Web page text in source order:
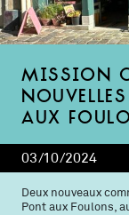
Mission
nouvelles
aux
03/10/2024
Deux nouveaux
Pont aux Foulons,